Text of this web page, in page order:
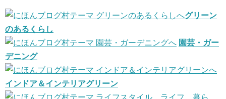
グリーン
のあるくらし
園芸・ガー
デニング
インドア＆インテリアグリーン